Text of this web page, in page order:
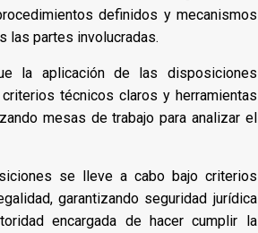
definidos y mecanismos
las partes involucradas.
la aplicación de las disposiciones
técnicos claros y herramientas
mesas de trabajo para analizar el
se lleve a cabo bajo criterios
garantizando seguridad jurídica
encargada de hacer cumplir la